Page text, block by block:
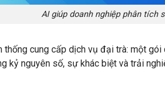
AI giúp doanh nghiệp phân tích
thống cung cấp dịch vụ đại trà: một
kỷ nguyên số, sự khác biệt và trải